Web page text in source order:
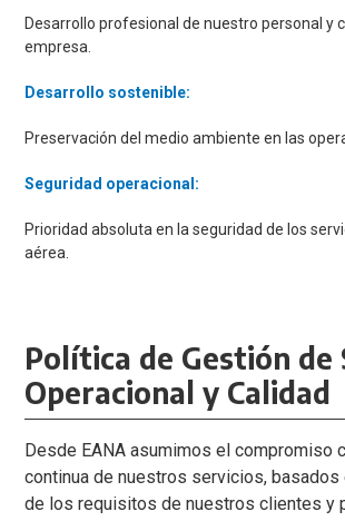
Desarrollo profesional de nuestro personal y
empresa.
Desarrollo sostenible:
Preservación del medio ambiente en las
Seguridad operacional:
Prioridad absoluta en la seguridad de los
aérea.
Política de Gestión de
Operacional y Calidad
Desde EANA asumimos el compromiso
continua de nuestros servicios,
de los requisitos de nuestros clientes y